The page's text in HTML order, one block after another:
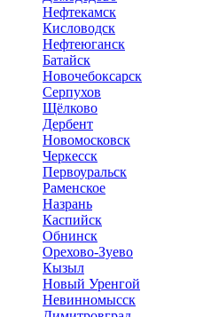
Нефтекамск
Кисловодск
Нефтеюганск
Батайск
Новочебоксарск
Серпухов
Щёлково
Дербент
Новомосковск
Черкесск
Первоуральск
Раменское
Назрань
Каспийск
Обнинск
Орехово-Зуево
Кызыл
Новый Уренгой
Невинномысск